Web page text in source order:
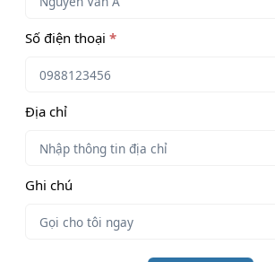
Số điện thoại *
Địa chỉ
Ghi chú